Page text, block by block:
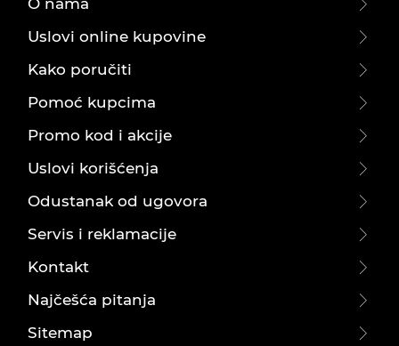
O nama
Uslovi online kupovine
Kako poručiti
Pomoć kupcima
Promo kod i akcije
Uslovi korišćenja
Odustanak od ugovora
Servis i reklamacije
Kontakt
Najčešća pitanja
Sitemap